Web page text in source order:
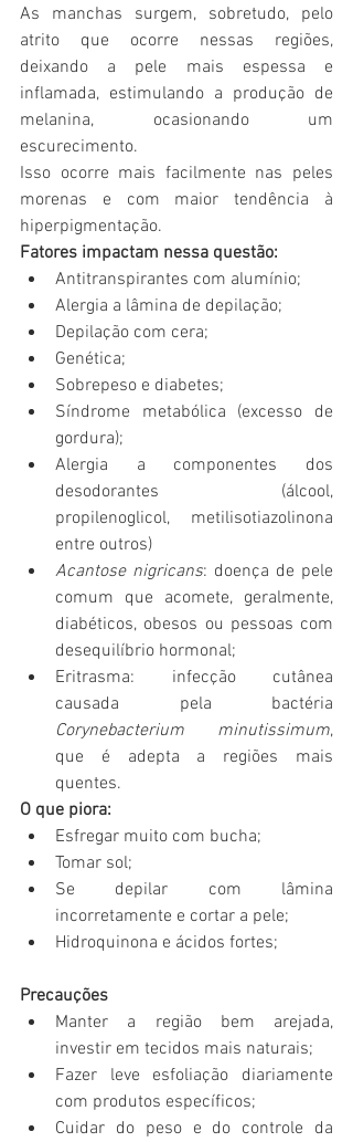
As manchas surgem, sobretudo, pelo
atrito que ocorre nessas regiões,
deixando a pele mais espessa e
inflamada, estimulando a produção de
melanina, ocasionando um
escurecimento.
Isso ocorre mais facilmente nas peles
morenas e com maior tendência à
hiperpigmentação.
Fatores impactam nessa questão:
Antitranspirantes com alumínio;
Alergia a lâmina de depilação;
Depilação com cera;
Genética;
Sobrepeso e diabetes;
Síndrome metabólica (excesso de
gordura);
Alergia a componentes dos
desodorantes (álcool,
propilenoglicol, metilisotiazolinona
entre outros)
Acantose nigricans: doença de pele
comum que acomete, geralmente,
diabéticos, obesos ou pessoas com
desequilíbrio hormonal;
Eritrasma: infecção cutânea
Corynebacterium minutissimum,
que é adepta a regiões mais
quentes.
O que piora:
Esfregar muito com bucha;
Tomar sol;
Se depilar com lâmina
incorretamente e cortar a pele;
Hidroquinona e ácidos fortes;
Precauções
Manter a região bem arejada,
investir em tecidos mais naturais;
Fazer leve esfoliação diariamente
com produtos específicos;
Cuidar do peso e do controle da